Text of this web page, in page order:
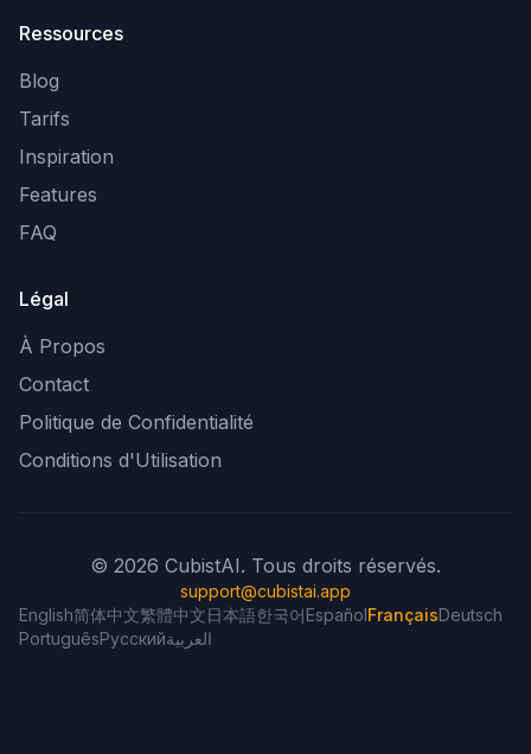
Ressources
Blog
Tarifs
Inspiration
Features
FAQ
Légal
À Propos
Contact
Politique de Confidentialité
Conditions d'Utilisation
© 2026 CubistAI. Tous droits réservés.
support@cubistai.app
English简体中文繁體中文日本語한국어EspañolFrançaisDeutsch
PortuguêsРусскийالعربية